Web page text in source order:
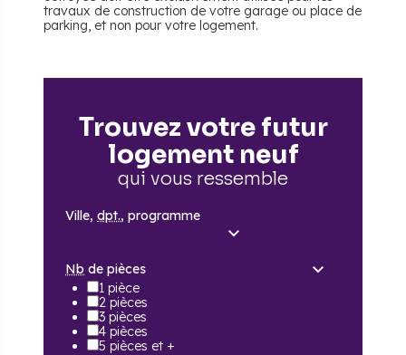
travaux de construction de votre garage ou place de
parking, et non pour votre logement.
Trouvez votre futur
logement neuf
qui vous ressemble
Ville, dpt., programme
Nb de pièces
1 pièce
2 pièces
3 pièces
4 pièces
5 pièces et +